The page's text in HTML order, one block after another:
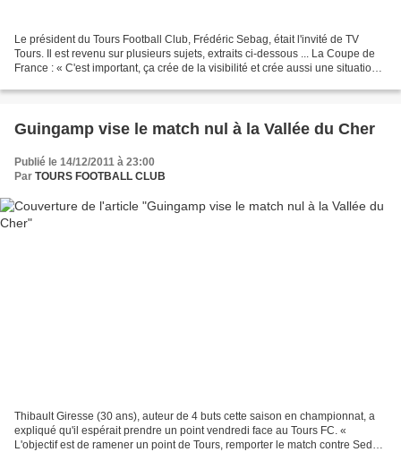
Le président du Tours Football Club, Frédéric Sebag, était l'invité de TV
Tours. Il est revenu sur plusieurs sujets, extraits ci-dessous ... La Coupe de
France : « C'est important, ça crée de la visibilité et crée aussi une situation
Guingamp vise le match nul à la Vallée du Cher
Publié le 14/12/2011 à 23:00
Par TOURS FOOTBALL CLUB
Thibault Giresse (30 ans), auteur de 4 buts cette saison en championnat, a
expliqué qu'il espérait prendre un point vendredi face au Tours FC. «
L'objectif est de ramener un point de Tours, remporter le match contre Sedan